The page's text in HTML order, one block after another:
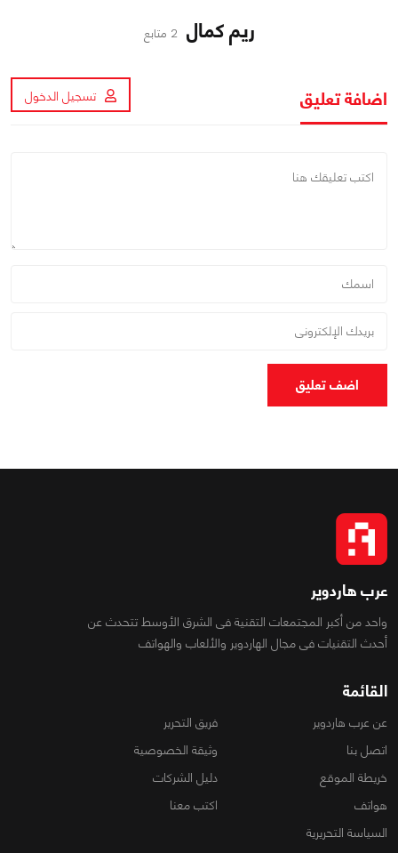
ريم كمال 2 متابع
اضافة تعليق تسجيل الدخول
اضف تعليق
عرب هاردوير
واحد من أكبر المجتمعات التقنية فى الشرق الأوسط تتحدث عن
أحدث التقنيات فى مجال الهاردوير والألعاب والهواتف
القائمة
عن عرب هاردوير
فريق التحرير
اتصل بنا
وثيقة الخصوصية
خريطة الموقع
دليل الشركات
هواتف
اكتب معنا
السياسة التحريرية